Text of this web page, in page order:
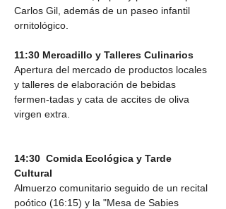
Carlos Gil, además de un paseo infantil
ornitológico.
11:30 Mercadillo y Talleres Culinarios
Apertura del mercado de productos locales
y talleres de elaboración de bebidas
fermen-tadas y cata de accites de oliva
virgen extra.
14:30  Comida Ecológica y Tarde
Cultural
Almuerzo comunitario seguido de un recital
poótico (16:15) y la "Mesa de Sabies